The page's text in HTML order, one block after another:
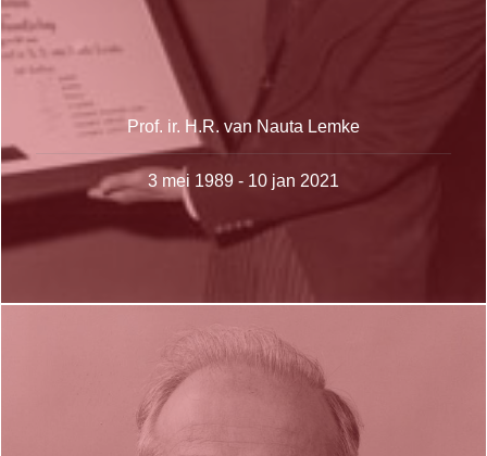
Prof. ir. H.R. van Nauta Lemke
3 mei 1989 - 10 jan 2021